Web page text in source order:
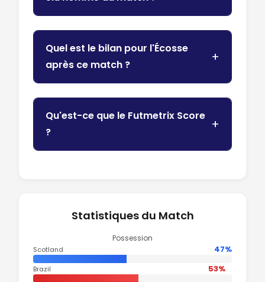
Quel est le bilan pour l'Écosse
après ce match ?
Qu'est-ce que le Futmetrix Score
?
Statistiques du Match
Possession
Scotland 47%
Brazil 53%